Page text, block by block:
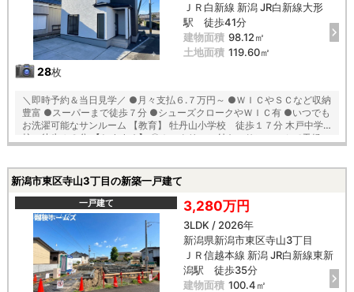
28枚
ＪＲ白新線 新潟 JR白新線大形
駅 徒歩41分
建物面積 98.12㎡
土地面積 119.60㎡
＼即時予約＆当日見学／ ●月々支払６.７万円～ ●ＷＩＣやＳＣなど収納
豊富 ●スーパーまで徒歩７分 ●シューズクロークやＷＩＣ有 ●いつでも
お洗濯可能なサンルーム 【教育】 牡丹山小学校 徒歩１７分 木戸中学
校 徒歩１３分 【おすすめ】 〇ホスクリーン付きのサンルームで天候に
新潟市東区寺山3丁目の新築一戸建て
一戸建て 3,280万円
3LDK / 2026年
新潟県新潟市東区寺山3丁目
ＪＲ信越本線 新潟 JR白新線東新
潟駅 徒歩35分
建物面積 100.4㎡